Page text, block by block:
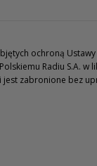
ochroną
Radiu S.A.
jest zabronione bez